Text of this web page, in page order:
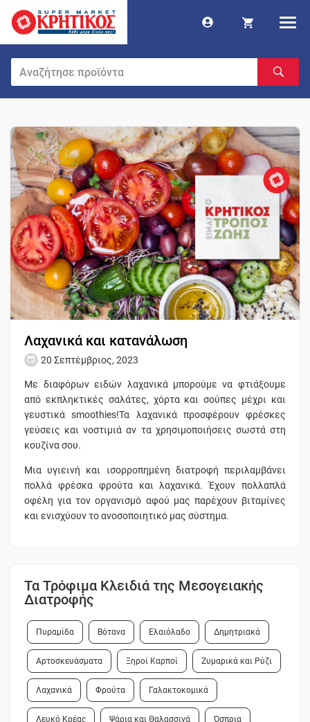
Λαχανικά και κατανάλωση
20 Σεπτέμβριος, 2023
Με διαφόρων ειδών λαχανικά μπορούμε να φτιάξουμε
από εκπληκτικές σαλάτες, χόρτα και σούπες μέχρι και
γευστικά smoothies!Τα λαχανικά προσφέρουν φρέσκες
γεύσεις και νοστιμιά αν τα χρησιμοποιήσεις σωστά στη
κουζίνα σου.
Μια υγιεινή και ισορροπημένη διατροφή περιλαμβάνει
πολλά φρέσκα φρούτα και λαχανικά. Έχουν πολλαπλά
οφέλη για τον οργανισμό αφού μας παρέχουν βιταμίνες
και ενισχύουν το ανοσοποιητικό μας σύστημα.
Τα Τρόφιμα Κλειδιά της Μεσογειακής
Διατροφής
Πυραμίδα Βότανα Ελαιόλαδο Δημητριακά
Αρτοσκευάσματα Ξηροί Καρποί Ζυμαρικά και Ρύζι
Λαχανικά Φρούτα Γαλακτοκομικά
Λευκό Κρέας Ψάρια και Θαλασσινά Όσπρια